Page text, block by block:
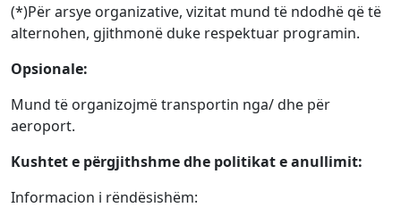
(*)Për arsye organizative, vizitat mund të ndodhë që të
alternohen, gjithmonë duke respektuar programin.
Opsionale:
Mund të organizojmë transportin nga/ dhe për
aeroport.
Kushtet e përgjithshme dhe politikat e anullimit:
Informacion i rëndësishëm: